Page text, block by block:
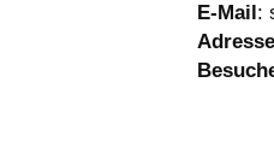
E-Mail:
Adresse